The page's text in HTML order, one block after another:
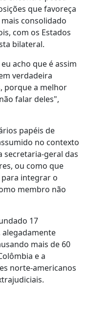
que favoreça
consolidado
com os Estados
bilateral.
acho que é assim
verdadeira
porque a melhor
falar deles",
papéis de
no contexto
secretaria-geral das
ou como que
integrar o
membro não
17
alegadamente
mais de 60
e a
norte-americanos